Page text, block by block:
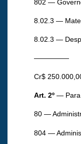
802 —
8.02.3 —
8.02.3 —
—————
Cr$
Art. 2º — Para
80 —
804 —